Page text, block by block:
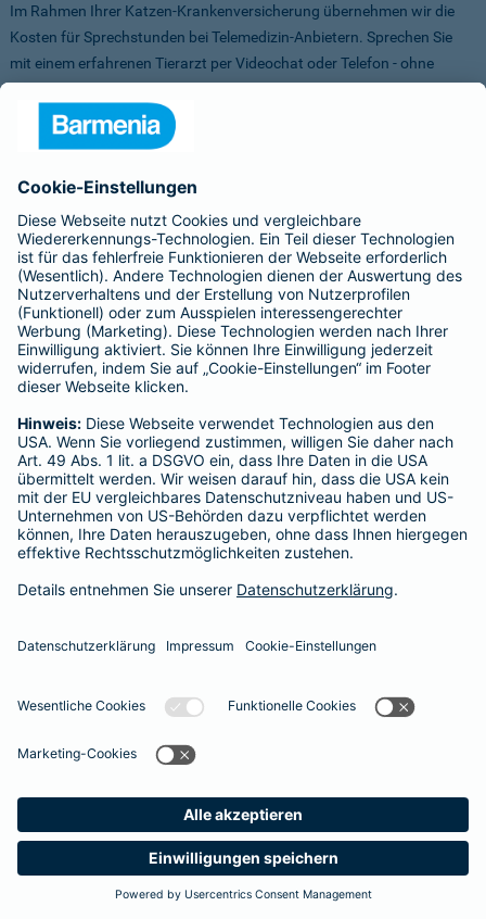
Suche Produkte
Barmenia
Im Rahmen Ihrer Katzen-Krankenversicherung übernehmen wir die
Kosten für Sprechstunden bei Telemedizin-Anbietern. Sprechen Sie
mit einem erfahrenen Tierarzt per Videochat oder Telefon - ohne
Stress für Sie und Ihr Tier.
Um Ihnen die Auswahl der Anbieter zu erleichtern, haben wir vorab
Anbieter verglichen, getestet und Vorteile für Sie vereinbart. Sowohl
bei FirstVet als auch bei Pfotendoctor profitieren Sie von einer
Direktabrechnung. Die Kosten werden also direkt zwischen dem
Anbieter und uns abgerechnet.
Für mehr Infos zu den Anbietern klicken Sie auf die Logos.
365 Tage / 24 Stunden
365 Tage / 24 Stunden